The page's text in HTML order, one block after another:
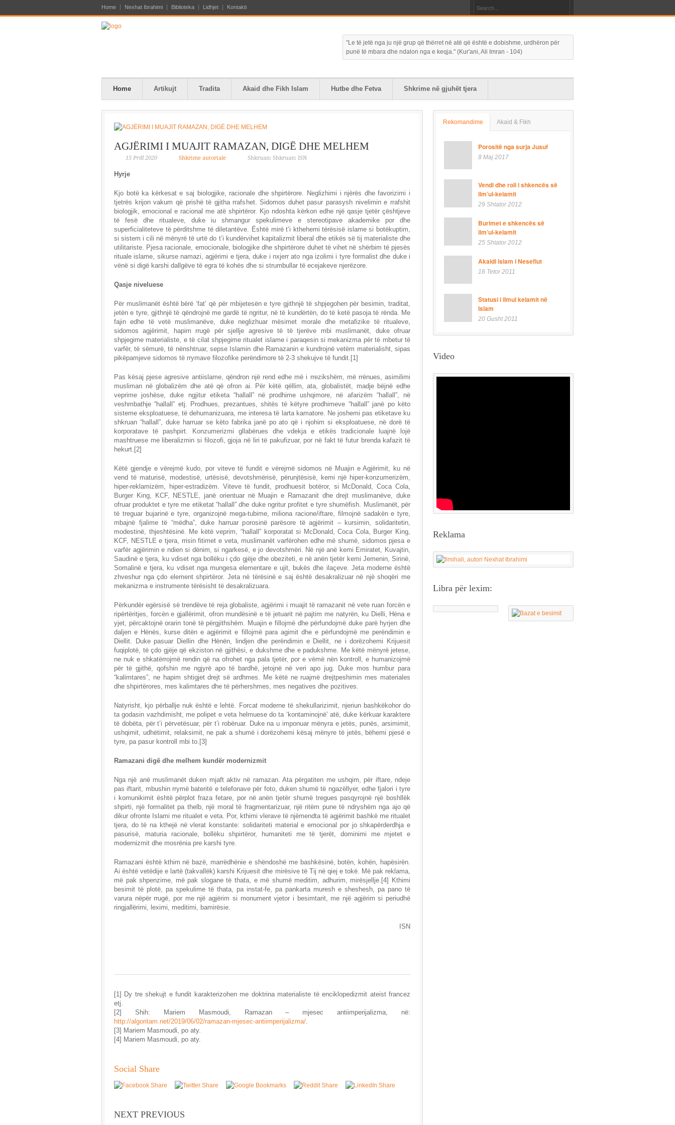
Home Nexhat Ibrahimi Biblioteka Lidhjet Kontakti
"Le të jetë nga ju një grup që thërret në atë që është e dobishme, urdhëron për
punë të mbara dhe ndalon nga e keqja." (Kur'ani, Ali Imran - 104)
Home Artikujt Tradita Akaid dhe Fikh Islam Hutbe dhe Fetva Shkrime në gjuhët tjera
AGJËRIMI I MUAJIT RAMAZAN, DIGË DHE MELHEM
15 Prill 2020 Shkrime autoriale Shkruan: Shkruan: ISN
Hyrje
Kjo botë ka kërkesat e saj biologjike, racionale dhe shpirtërore. Neglizhimi i njërës dhe favorizimi i
tjetrës krijon vakum që prishë të gjitha rrafshet. Sidomos duhet pasur parasysh nivelimin e rrafshit
biologjik, emocional e racional me atë shpirtëror. Kjo ndoshta kërkon edhe një qasje tjetër çështjeve
të fesë dhe ritualeve, duke iu shmangur spekulimeve e stereotipave akademike por dhe
superficialiteteve të përditshme të diletantëve. Është mirë t’i kthehemi tërësisë islame si botëkuptim,
si sistem i cili në mënyrë të urtë do t’i kundërvihet kapitalizmit liberal dhe etikës së tij materialiste dhe
utilitariste. Pjesa racionale, emocionale, biologjike dhe shpirtërore duhet të vihet në shërbim të pjesës
rituale islame, sikurse namazi, agjërimi e tjera, duke i nxjerr ato nga izolimi i tyre formalist dhe duke i
vënë si digë karshi dallgëve të egra të kohës dhe si strumbullar të ecejakeve njerëzore.
Qasje niveluese
Për muslimanët është bërë ‘fat’ që për mbijetesën e tyre gjithnjë të shpjegohen për besimin, traditat,
jetën e tyre, gjithnjë të qëndrojnë me gardë të ngritur, në të kundërtën, do të ketë pasoja të rënda. Me
fajin edhe të vetë muslimanëve, duke neglizhuar mësimet morale dhe metafizike të ritualeve,
sidomos agjërimit, hapim rrugë për sjellje agresive të të tjerëve mbi muslimanët, duke ofruar
shpjegime materialiste, e të cilat shpjegime ritualet islame i paraqesin si mekanizma për të mbetur të
varfër, të sëmurë, të nënshtruar, sepse Islamin dhe Ramazanin e kundrojnë vetëm materialisht, sipas
pikëpamjeve sidomos të rrymave filozofike perëndimore të 2-3 shekujve të fundit.[1]
Pas kësaj pjese agresive antiislame, qëndron një rend edhe më i rrezikshëm, më rrënues, asimilimi
musliman në globalizëm dhe atë që ofron ai. Për këtë qëllim, ata, globalistët, madje bëjnë edhe
veprime joshëse, duke ngjitur etiketa “hallall” në prodhime ushqimore, në afarizëm “hallall”, në
veshmbathje “hallall” etj. Prodhues, prezantues, shitës të këtyre prodhimeve “hallall” janë po këto
sisteme eksploatuese, të dehumanizuara, me interesa të larta kamatore. Ne joshemi pas etiketave ku
shkruan “hallall”, duke harruar se këto fabrika janë po ato që i njohim si eksploatuese, në dorë të
korporatave të pashpirt. Konzumerizmi gllabërues dhe vdekja e etikës tradicionale luajnë lojë
mashtruese me liberalizmin si filozofi, gjoja në liri të pakufizuar, por në fakt të futur brenda kafazit të
hekurt.[2]
Këtë gjendje e vërejmë kudo, por viteve të fundit e vërejmë sidomos në Muajin e Agjërimit, ku në
vend të maturisë, modestisë, urtësisë, devotshmërisë, përunjtësisë, kemi një hiper-konzumerizëm,
hiper-reklamizëm, hiper-estradizëm. Viteve të fundit, prodhuesit botëror, si McDonald, Coca Cola,
Burger King, KCF, NESTLE, janë orientuar në Muajin e Ramazanit dhe drejt muslimanëve, duke
ofruar produktet e tyre me etiketat “hallall” dhe duke ngritur profitet e tyre shumëfish. Muslimanët, për
të treguar bujarinë e tyre, organizojnë mega-tubime, miliona racione/iftare, filmojnë sadakën e tyre,
mbajnë fjalime të “mëdha”, duke harruar porosinë parësore të agjërimit – kursimin, solidaritetin,
modestinë, thjeshtësinë. Me këtë veprim, “hallall” korporatat si McDonald, Coca Cola, Burger King,
KCF, NESTLE e tjera, rrisin fitimet e veta, muslimanët varfërohen edhe më shumë, sidomos pjesa e
varfër agjërimin e ndien si dënim, si ngarkesë, e jo devotshmëri. Në një anë kemi Emiratet, Kuvajtin,
Saudinë e tjera, ku vdiset nga bollëku i çdo gjëje dhe obeziteti, e në anën tjetër kemi Jemenin, Sirinë,
Somalinë e tjera, ku vdiset nga mungesa elementare e ujit, bukës dhe ilaçeve. Jeta moderne është
zhveshur nga çdo element shpirtëror. Jeta në tërësinë e saj është desakralizuar në një shoqëri me
mekanizma e instrumente tërësisht të desakralizuara.
Përkundër egërsisë së trendëve të reja globaliste, agjërimi i muajit të ramazanit në vete ruan forcën e
ripërtëritjes, forcën e gjallërimit, ofron mundësinë e të jetuarit në pajtim me natyrën, ku Dielli, Hëna e
yjet, përcaktojnë orarin tonë të përgjithshëm. Muajin e fillojmë dhe përfundojmë duke parë hyrjen dhe
daljen e Hënës, kurse ditën e agjërimit e fillojmë para agimit dhe e përfundojmë me perëndimin e
Diellit. Duke pasuar Diellin dhe Hënën, lindjen dhe perëndimin e Diellit, ne i dorëzohemi Krijuesit
fuqiplotë, të çdo gjëje që ekziston në gjithësi, e dukshme dhe e padukshme. Me këtë mënyrë jetese,
ne nuk e shkatërrojmë rendin që na ofrohet nga pala tjetër, por e vëmë nën kontroll, e humanizojmë
për të gjithë, qofshin me ngjyrë apo të bardhë, jetojnë në veri apo jug. Duke mos humbur para
“kalimtares”, ne hapim shtigjet drejt së ardhmes. Me këtë ne ruajmë drejtpeshimin mes materiales
dhe shpirtërores, mes kalimtares dhe të përhershmes, mes negatives dhe pozitives.
Natyrisht, kjo përballje nuk është e lehtë. Forcat moderne të shekullarizimit, njeriun bashkëkohor do
ta godasin vazhdimisht, me polipet e veta helmuese do ta ‘kontaminojnë’ atë, duke kërkuar karaktere
të dobëta, për t’i përvetësuar, për t’i robëruar. Duke na u imponuar mënyra e jetës, punës, arsimimit,
ushqimit, udhëtimit, relaksimit, ne pak a shumë i dorëzohemi kësaj mënyre të jetës, bëhemi pjesë e
tyre, pa pasur kontroll mbi to.[3]
Ramazani digë dhe melhem kundër modernizmit
Nga një anë muslimanët duken mjaft aktiv në ramazan. Ata përgatiten me ushqim, për iftare, ndeje
pas iftarit, mbushin rrymë bateritë e telefonave për foto, duken shumë të ngazëllyer, edhe fjalori i tyre
i komunikimit është përplot fraza fetare, por në anën tjetër shumë tregues pasqyrojnë një boshllëk
shpirti, një formalitet pa thelb, një moral të fragmentarizuar, një ritëm pune të ndryshëm nga ajo që
dikur ofronte Islami me ritualet e veta. Por, kthimi vlerave të njëmendta të agjërimit bashkë me ritualet
tjera, do të na kthejë në vlerat konstante: solidariteti material e emocional por jo shkapërderdhja e
pasurisë, maturia racionale, bollëku shpirtëror, humaniteti me të tjerët, dominimi me mjetet e
modernizmit dhe mosrënia pre karshi tyre.
Ramazani është kthim në bazë, marrëdhënie e shëndoshë me bashkësinë, botën, kohën, hapësirën.
Ai është vetëdije e lartë (takvallëk) karshi Krijuesit dhe mirësive të Tij në qiej e tokë. Më pak reklama,
më pak shpenzime, më pak slogane të thata, e më shumë meditim, adhurim, mirësjellje.[4] Kthimi
besimit të plotë, pa spekulime të thata, pa instat-fe, pa pankarta muresh e sheshesh, pa pano të
varura nëpër rrugë, por me një agjërim si monument vjetor i besimtarit, me një agjërim si periudhë
ringjallërimi, leximi, meditimi, bamirësie.
ISN
[1] Dy tre shekujt e fundit karakterizohen me doktrina materialiste të enciklopedizmit ateist francez
etj.
[2] Shih: Mariem Masmoudi, Ramazan – mjesec antiimperijalizma, në:
http://algoritam.net/2019/06/02/ramazan-mjesec-antiimperijalizma/.
[3] Mariem Masmoudi, po aty.
[4] Mariem Masmoudi, po aty.
Social Share
NEXT PREVIOUS
Rekomandime Akaid & Fikh
Porositë nga surja Jusuf
8 Maj 2017
Vendi dhe roli i shkencës së
ilm’ul-kelamit
29 Shtator 2012
Burimet e shkencës së
ilm’ul-kelamit
25 Shtator 2012
Akaidi islam i Nesefiut
18 Tetor 2011
Statusi i ilmul kelamit në
Islam
20 Gusht 2011
Video
Reklama
Libra për lexim: